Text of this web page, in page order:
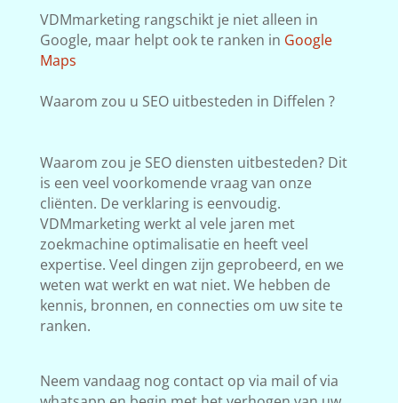
VDMmarketing rangschikt je niet alleen in
Google, maar helpt ook te ranken in Google
Maps
Waarom zou u SEO uitbesteden in Diffelen ?
Waarom zou je SEO diensten uitbesteden? Dit
is een veel voorkomende vraag van onze
cliënten. De verklaring is eenvoudig.
VDMmarketing werkt al vele jaren met
zoekmachine optimalisatie en heeft veel
expertise. Veel dingen zijn geprobeerd, en we
weten wat werkt en wat niet. We hebben de
kennis, bronnen, en connecties om uw site te
ranken.
Neem vandaag nog contact op via mail of via